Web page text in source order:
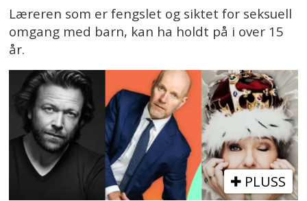
Læreren som er fengslet og siktet for seksuell
omgang med barn, kan ha holdt på i over 15
år.
PLUSS